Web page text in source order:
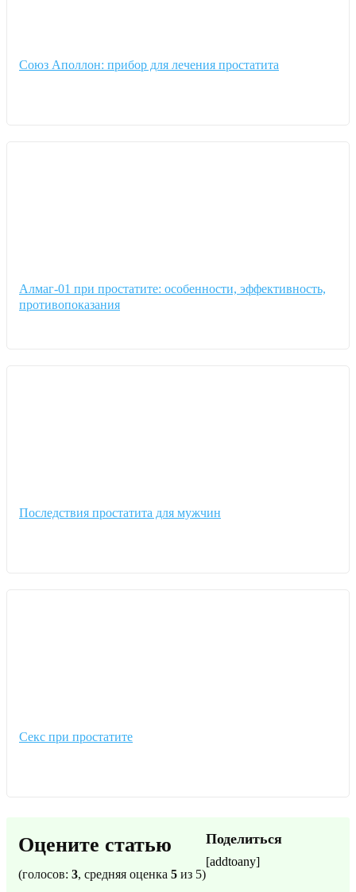
Союз Аполлон: прибор для лечения простатита
Алмаг-01 при простатите: особенности, эффективность,
противопоказания
Последствия простатита для мужчин
Секс при простатите
Оцените статью
(голосов: 3, средняя оценка 5 из 5)
Поделиться
[addtoany]